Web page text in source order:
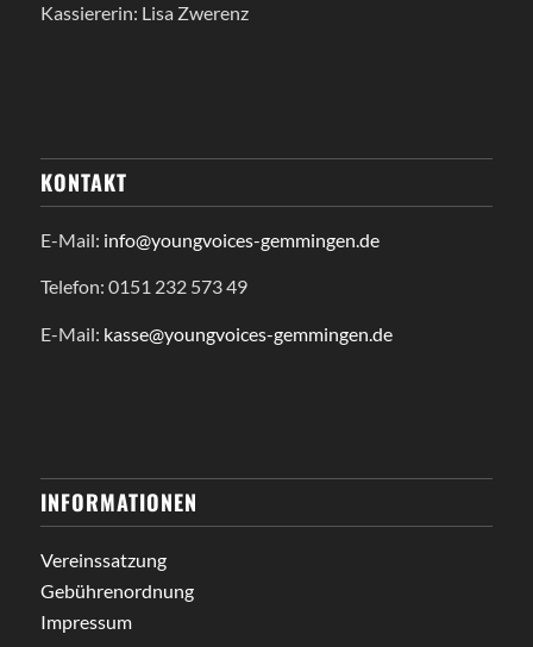
Kassiererin: Lisa Zwerenz
KONTAKT
E-Mail: info@youngvoices-gemmingen.de
Telefon: 0151 232 573 49
E-Mail: kasse@youngvoices-gemmingen.de
INFORMATIONEN
Vereinssatzung
Gebührenordnung
Impressum